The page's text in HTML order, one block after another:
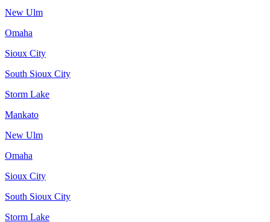
New Ulm
Omaha
Sioux City
South Sioux City
Storm Lake
Mankato
New Ulm
Omaha
Sioux City
South Sioux City
Storm Lake